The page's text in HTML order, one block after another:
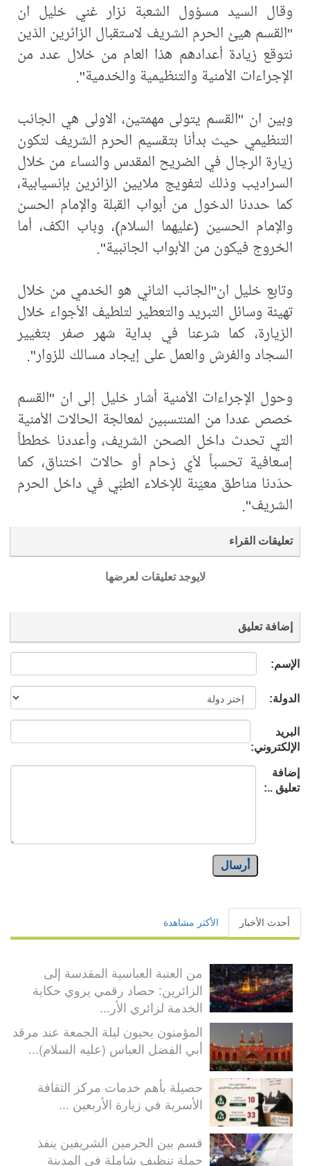
وقال السيد مسؤول الشعبة نزار غني خليل ان
"القسم هيئ الحرم الشريف لاستقبال الزائرين الذين
نتوقع زيادة أعدادهم هذا العام من خلال عدد من
الإجراءات الأمنية والتنظيمية والخدمية".
وبين ان "القسم يتولى مهمتين، الاولى هي الجانب
التنظيمي حيث بدأنا بتقسيم الحرم الشريف لتكون
زيارة الرجال في الضريح المقدس والنساء من خلال
السراديب وذلك لتفويج ملايين الزائرين بإنسيابية،
كما حددنا الدخول من أبواب القبلة والإمام الحسن
والإمام الحسين (عليهما السلام)، وباب الكف، أما
الخروج فيكون من الأبواب الجانبية".
وتابع خليل ان"الجانب الثاني هو الخدمي من خلال
تهيئة وسائل التبريد والتعطير لتلطيف الأجواء خلال
الزيارة، كما شرعنا في بداية شهر صفر بتغيير
السجاد والفرش والعمل على إيجاد مسالك للزوار".
وحول الإجراءات الأمنية أشار خليل إلى ان "القسم
خصص عددا من المنتسبين لمعالجة الحالات الأمنية
التي تحدث داخل الصحن الشريف، وأعددنا خططاً
إسعافية تحسباً لأي زحام أو حالات اختناق، كما
حدّدنا مناطق معيّنة للإخلاء الطبّي في داخل الحرم
الشريف".
تعليقات القراء
لايوجد تعليقات لعرضها
إضافة تعليق
الإسم:
الدولة:
البريد
الإلكتروني:
إضافة
تعليق ..:
أرسال
أحدث الأخبار الأكثر مشاهدة
من العتبة العباسية المقدسة إلى
الزائرين: حصاد رقمي يروي حكاية
الخدمة لزائري الأر...
المؤمنون يحيون ليلة الجمعة عند مرقد
أبي الفضل العباس (عليه السلام)...
حصيلة بأهم خدمات مركز الثقافة
الأسرية في زيارة الأربعين ...
قسم بين الحرمين الشريفين ينفذ
حملة تنظيف شاملة في المدينة